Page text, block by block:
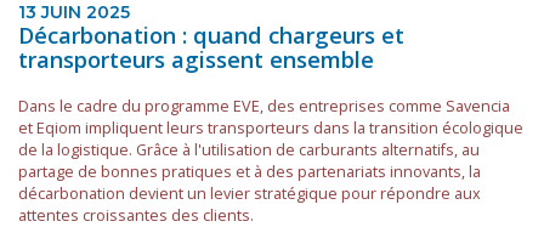
13 JUIN 2025
Décarbonation : quand chargeurs et
transporteurs agissent ensemble
Dans le cadre du programme EVE, des entreprises comme Savencia
et Eqiom impliquent leurs transporteurs dans la transition écologique
de la logistique. Grâce à l'utilisation de carburants alternatifs, au
partage de bonnes pratiques et à des partenariats innovants, la
décarbonation devient un levier stratégique pour répondre aux
attentes croissantes des clients.